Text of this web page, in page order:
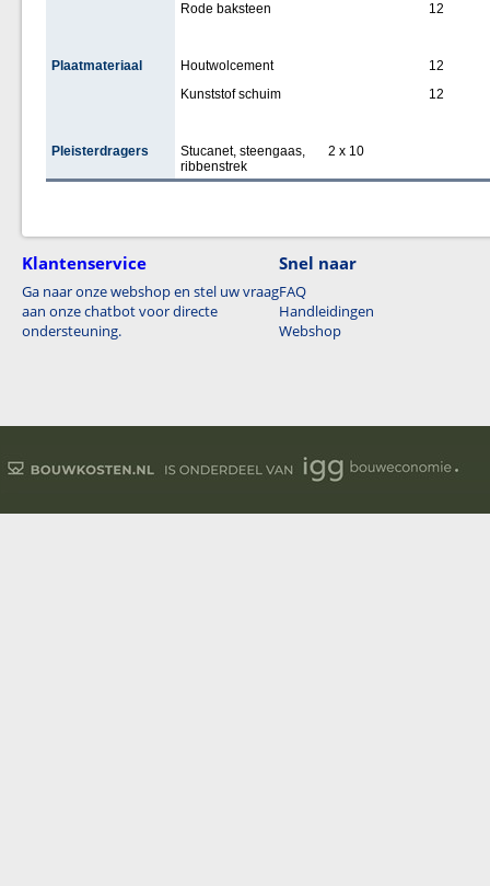
Rode baksteen 12
Plaatmateriaal Houtwolcement
12
Kunststof schuim
12
Pleisterdragers
Stucanet, steengaas,
ribbenstrek
2 x 10
Klantenservice
Ga naar onze webshop en stel uw vraag
aan onze chatbot voor directe
ondersteuning.
Snel naar
FAQ
Handleidingen
Webshop